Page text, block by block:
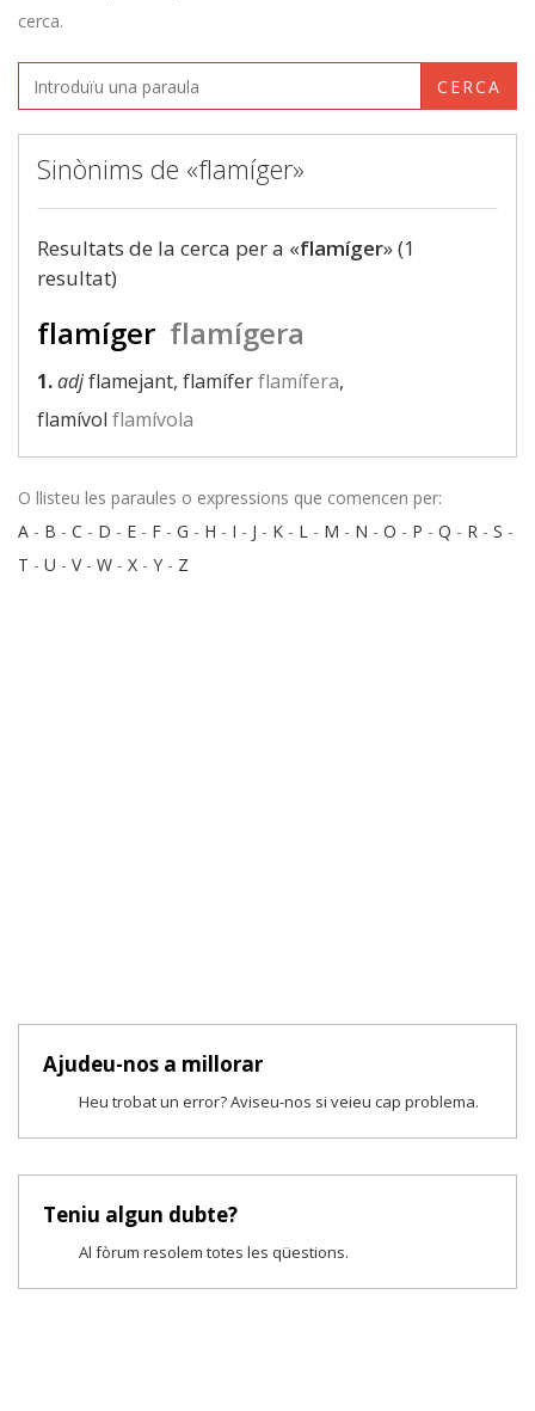
cerca.
CERCA
Sinònims de «flamíger»
Resultats de la cerca per a «flamíger» (1
resultat)
flamíger flamígera
1.adjflamejant, flamíferflamífera,
flamívol flamívola
O llisteu les paraules o expressions que comencen per:
A - B - C - D - E - F - G - H - I - J - K - L - M - N - O - P - Q - R - S -
T - U - V- W - X - Y - Z
Ajudeu-nos a millorar
Heu trobat un error? Aviseu-nos si veieu cap problema.
Teniu algun dubte?
Al fòrum resolem totes les qüestions.